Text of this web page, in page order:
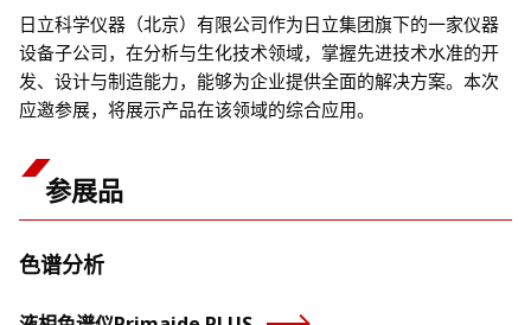
日立科学仪器（北京）有限公司作为日立集团旗下的一家仪器
设备子公司，在分析与生化技术领域，掌握先进技术水准的开
发、设计与制造能力，能够为企业提供全面的解决方案。本次
应邀参展，将展示产品在该领域的综合应用。
参展品
色谱分析